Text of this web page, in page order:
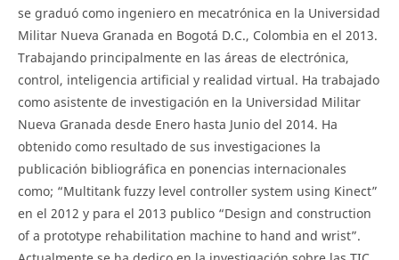
se graduó como ingeniero en mecatrónica en la Universidad
Militar Nueva Granada en Bogotá D.C., Colombia en el 2013.
Trabajando principalmente en las áreas de electrónica,
control, inteligencia artificial y realidad virtual. Ha trabajado
como asistente de investigación en la Universidad Militar
Nueva Granada desde Enero hasta Junio del 2014. Ha
obtenido como resultado de sus investigaciones la
publicación bibliográfica en ponencias internacionales
como; “Multitank fuzzy level controller system using Kinect”
en el 2012 y para el 2013 publico “Design and construction
of a prototype rehabilitation machine to hand and wrist”.